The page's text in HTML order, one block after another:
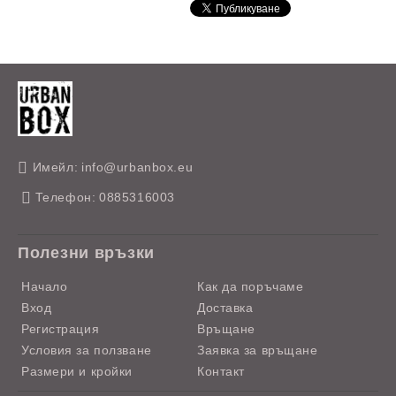
Имейл: info@urbanbox.eu
Телефон: 0885316003
Полезни връзки
Начало
Вход
Регистрация
Условия за ползване
Размери и кройки
Как да поръчаме
Доставка
Връщане
Заявка за връщане
Контакт